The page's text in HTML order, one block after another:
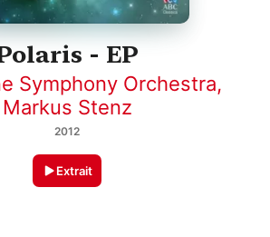
- EP
Symphony Orchestra,
Markus Stenz
2012
Extrait